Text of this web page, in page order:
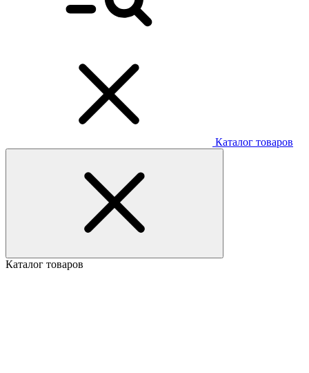
Каталог товаров
Каталог товаров